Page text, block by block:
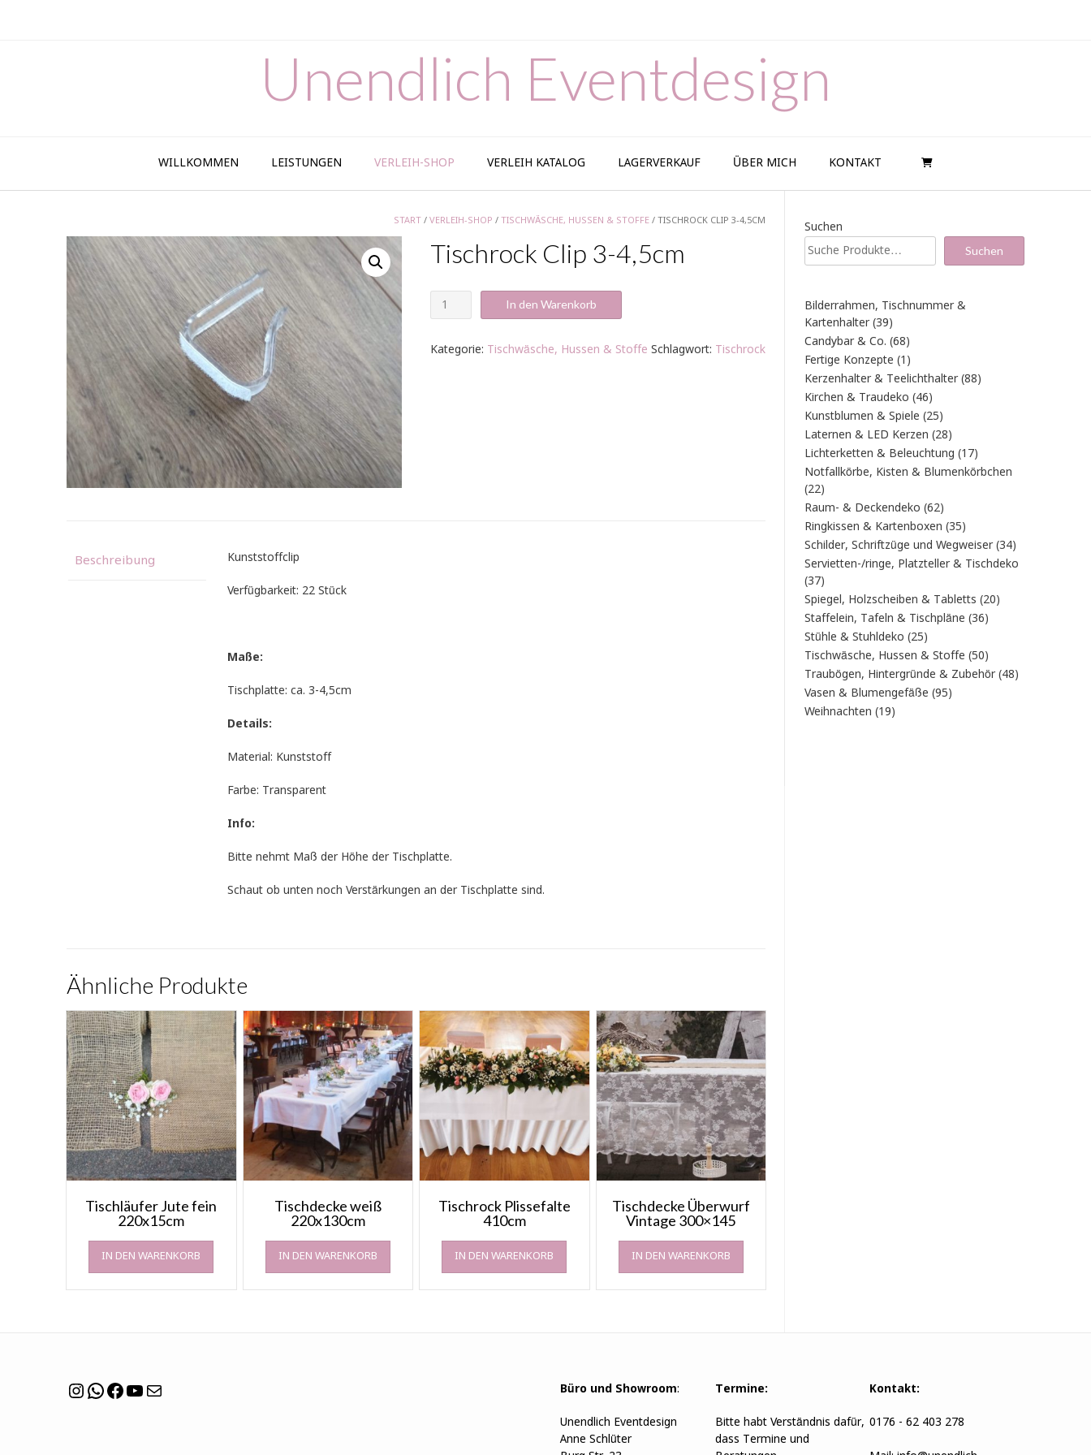
Unendlich Eventdesign
WILLKOMMEN LEISTUNGEN VERLEIH-SHOP VERLEIH KATALOG LAGERVERKAUF ÜBER MICH KONTAKT
START /VERLEIH-SHOP /TISCHWÄSCHE, HUSSEN & STOFFE / TISCHROCK CLIP 3-4,5CM
Tischrock Clip 3-4,5cm
Tischrock
Clip
4,5cm
In den Warenkorb
Kategorie: Tischwäsche, Hussen & Stoffe Schlagwort: Tischrock
Beschreibung Kunststoffclip
Verfügbarkeit: 22 Stück
Maße:
Tischplatte: ca. 3-4,5cm
Details:
Material: Kunststoff
Farbe: Transparent
Info:
Bitte nehmt Maß der Höhe der Tischplatte.
Schaut ob unten noch Verstärkungen an der Tischplatte sind.
Ähnliche Produkte
Tischläufer Jute fein
220x15cm
IN DEN WARENKORB
Tischdecke weiß
220x130cm
IN DEN WARENKORB
Tischrock Plissefalte
410cm
IN DEN WARENKORB
Tischdecke Überwurf
Vintage 300×145
IN DEN WARENKORB
Suchen
Suchen
Bilderrahmen, Tischnummer &
Kartenhalter 3939
Produkte
Candybar & Co. 6868
Produkte
Fertige Konzepte 1 1
Produkt
Kerzenhalter & Teelichthalter 8888
Kirchen & Traudeko 4646
Produkte
Kunstblumen & Spiele 2525
Produkte
Laternen & LED Kerzen 2828
Produkte
Lichterketten & Beleuchtung 1717
Produkte
Notfallkörbe, Kisten & Blumenkörbchen
2222
Produkte
Raum- & Deckendeko 6262
Produkte
Ringkissen & Kartenboxen 3535
Produkte
Schilder, Schriftzüge und Wegweiser 3434
Produkte
Servietten-/ringe, Platzteller & Tischdeko
3737
Produkte
Spiegel, Holzscheiben & Tabletts 2020
Staffelein, Tafeln & Tischpläne 3636
Stühle & Stuhldeko 2525
Produkte
Tischwäsche, Hussen & Stoffe 5050
Produkte
Traubögen, Hintergründe & Zubehör 4848
Vasen & Blumengefäße 9595
Weihnachten 1919
Instagram
WhatsApp
Facebook
YouTube
Mail Büro und Showroom:
Unendlich Eventdesign
Anne Schlüter
Termine:
Bitte habt Verständnis dafür,
dass Termine und
Kontakt:
0176 - 62 403 278